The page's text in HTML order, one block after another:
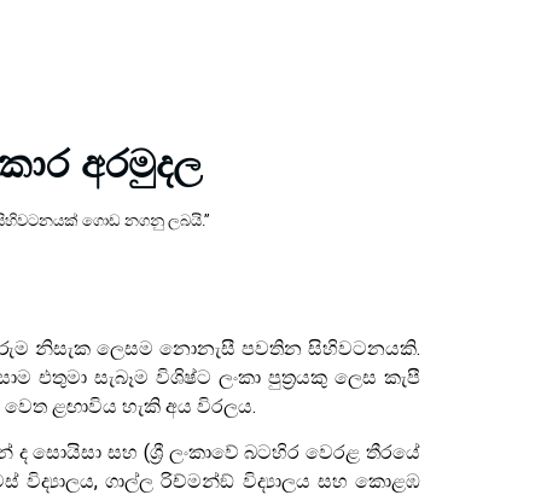
අරමුදල
ගොඩ නගනු ලබයි.’’
නිසැක ලෙසම නොනැසී පවතින සිහිවටනයකි.
සැබෑම විශිෂ්ට ලංකා පුත‍්‍රයකු ලෙස කැපී
ළඟාවිය හැකි අය විරලය.
ද සොයිසා සහ (ශ්‍රී ලංකාවේ බටහිර වෙරළ තීරයේ
විද්‍යාලය, ගාල්ල රිච්මන්ඞ් විද්‍යාලය සහ කොළඹ